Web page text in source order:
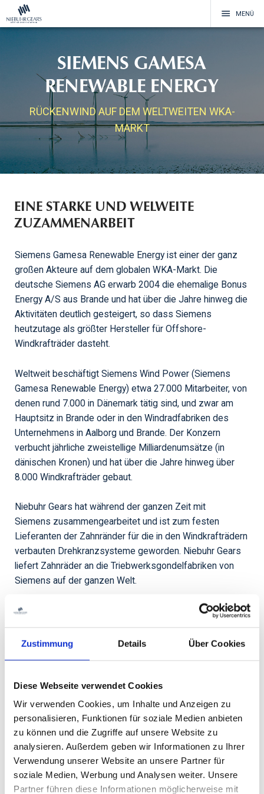
Zustimmung Details Über Cookies
Diese Webseite verwendet Cookies
Wir verwenden Cookies, um Inhalte und Anzeigen zu
personalisieren, Funktionen für soziale Medien anbieten
zu können und die Zugriffe auf unsere Website zu
analysieren. Außerdem geben wir Informationen zu Ihrer
Verwendung unserer Website an unsere Partner für
soziale Medien, Werbung und Analysen weiter. Unsere
Partner führen diese Informationen möglicherweise mit
menu MENÜ
SIEMENS GAMESA
RENEWABLE ENERGY
RÜCKENWIND AUF DEM WELTWEITEN WKA-
MARKT
EINE STARKE UND WELWEITE
ZUZAMMENARBEIT
Siemens Gamesa Renewable Energy ist einer der ganz
großen Akteure auf dem globalen WKA-Markt. Die
deutsche Siemens AG erwarb 2004 die ehemalige Bonus
Energy A/S aus Brande und hat über die Jahre hinweg die
Aktivitäten deutlich gesteigert, so dass Siemens
heutzutage als größter Hersteller für Offshore-
Windkrafträder dasteht.
Weltweit beschäftigt Siemens Wind Power (Siemens
Gamesa Renewable Energy) etwa 27.000 Mitarbeiter, von
denen rund 7.000 in Dänemark tätig sind, und zwar am
Hauptsitz in Brande oder in den Windradfabriken des
Unternehmens in Aalborg und Brande. Der Konzern
verbucht jährliche zweistellige Milliardenumsätze (in
dänischen Kronen) und hat über die Jahre hinweg über
8.000 Windkrafträder gebaut.
Niebuhr Gears hat während der ganzen Zeit mit
Siemens zusammengearbeitet und ist zum festen
Lieferanten der Zahnränder für die in den Windkrafträdern
verbauten Drehkranzsysteme geworden. Niebuhr Gears
liefert Zahnräder an die Triebwerksgondelfabriken von
Siemens auf der ganzen Welt.
2010 richtete Niebuhr Gears eine Fabrik in China ein, um
Siemens (und Vestas) auf dem globalen Markt bedienen
zu können. Die Fabrik ist ein sichtlicher Beweis dafür,
und die „Nähe“ zum Markt geht – ohne dabei an
Produktqualität einzubüßen.
In aller jütländischen Bescheidenheit hat Niebuhr Gears
Siemens über die ganzen Jahre hinweg fehlerfreie
Produktion bieten können – und die gut dokumentierte,
qualitätsorientierte und hocheffektive Produktion gemäß
LEAN-Prinzipien ist das Geheimnis hinter unserer hohen